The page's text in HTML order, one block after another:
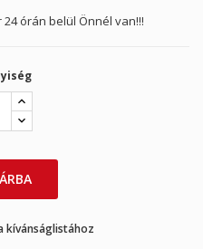
órán belül Önnél van!!!
kívánságlistához
kívánságlistába történő